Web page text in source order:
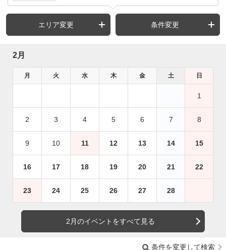
エリア変更 条件変更
2月
月 火 水 木 金 土 日
1
2 3 4 5 6 7 8
9 10 11 12 13 14 15
16 17 18 19 20 21 22
23 24 25 26 27 28
2月のイベントをすべて見る
条件を変更して検索